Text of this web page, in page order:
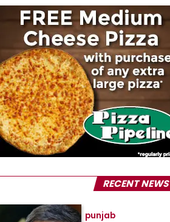
RECENT NEWS
punjab